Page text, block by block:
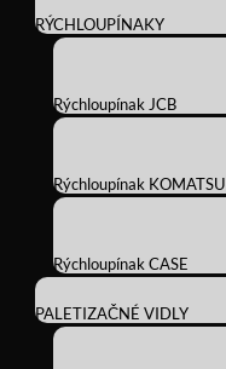
RÝCHLOUPÍNAKY
Rýchloupínak JCB
Rýchloupínak KOMATSU
Rýchloupínak CASE
PALETIZAČNÉ VIDLY